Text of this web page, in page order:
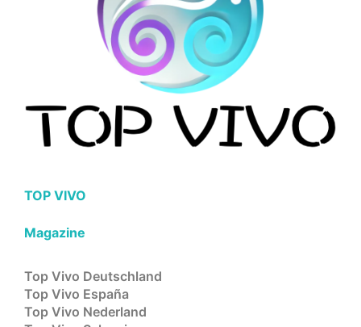
TOP VIVO
Magazine
Top Vivo Deutschland
Top Vivo España
Top Vivo Nederland